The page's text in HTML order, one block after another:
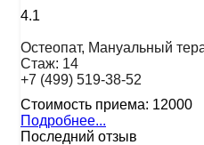
4.1
Остеопат, Мануальный
Стаж: 14
+7 (499) 519-38-52
Стоимость приема: 12000
Подробнее...
Последний отзыв